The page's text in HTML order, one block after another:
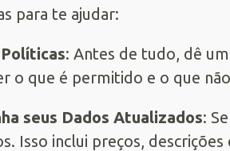
para te ajudar:
: Antes de tudo, dê
o que é permitido e o que
seus Dados Atualizados:
Isso inclui preços, descrições